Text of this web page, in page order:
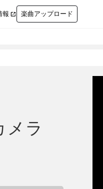
報  楽曲アップロード
メラ